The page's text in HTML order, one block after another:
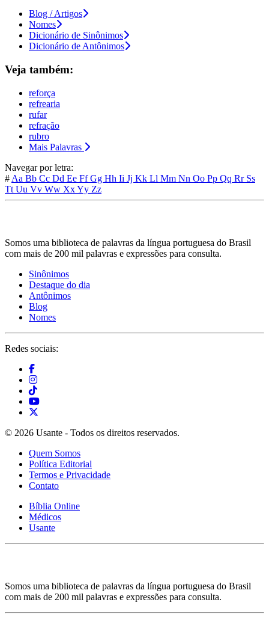
Blog / Artigos
Nomes
Dicionário de Sinônimos
Dicionário de Antônimos
Veja também:
reforça
refrearia
rufar
refração
rubro
Mais Palavras
Navegar por letra:
# Aa Bb Cc Dd Ee FfGg Hh Ii Jj Kk Ll Mm Nn Oo Pp Qq Rr Ss
Tt Uu Vv Ww XxYy Zz
Somos uma biblioteca de palavras da língua portuguesa do Brasil
com mais de 200 mil palavras e expressões para consulta.
Sinônimos
Destaque do dia
Antônimos
Blog
Nomes
Redes sociais:
© 2026 Usante - Todos os direitos reservados.
Quem Somos
Política Editorial
Termos e Privacidade
Contato
Bíblia Online
Médicos
Usante
Somos uma biblioteca de palavras da língua portuguesa do Brasil
com mais de 200 mil palavras e expressões para consulta.